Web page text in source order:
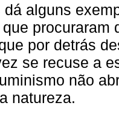
dá alguns
procuraram
por detrás
se recuse a
não
natureza.